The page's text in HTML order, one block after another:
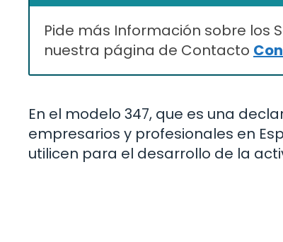
Pide más Información sobre los
nuestra página de Contacto
En el modelo 347, que es una
empresarios y profesionales en
utilicen para el desarrollo de la